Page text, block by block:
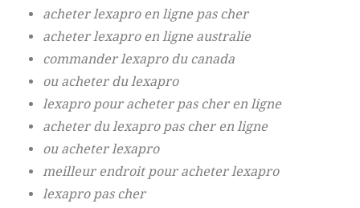
acheter lexapro en ligne pas cher
acheter lexapro en ligne australie
commander lexapro du canada
ou acheter du lexapro
lexapro pour acheter pas cher en ligne
acheter du lexapro pas cher en ligne
ou acheter lexapro
meilleur endroit pour acheter lexapro
lexapro pas cher